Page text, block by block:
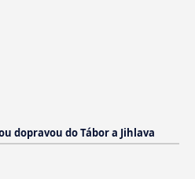
dopravou do Tábor a Jihlava